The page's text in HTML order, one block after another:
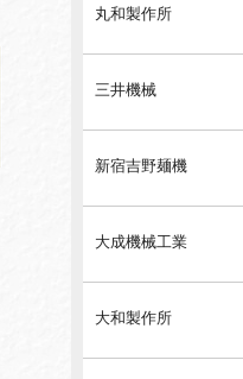
丸和製作所
三井機械
新宿吉野麺機
大成機械工業
大和製作所